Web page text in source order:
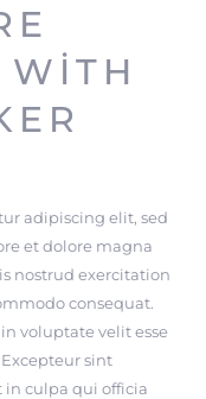
WITH
adipiscing elit, sed
et dolore magna
nostrud exercitation
consequat.
voluptate velit esse
sint
in culpa qui officia